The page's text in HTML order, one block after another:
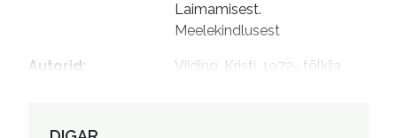
Laimamisest.
Meelekindlusest
Autorid:
Viiding, Kristi, 1972- tõlkija